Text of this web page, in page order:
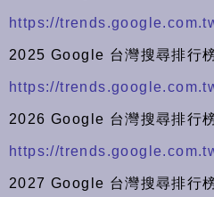
https://
2025 Google 台灣搜尋排行
https://
2026 Google 台灣搜尋排行
https://
2027 Google 台灣搜尋排行